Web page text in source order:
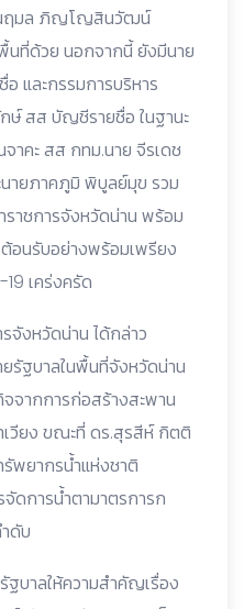
นฤมล ภิญโญสินวัฒน์
ที่ด้วย นอกจากนี้ ยังมีนาย
และกรรมการบริหาร
สส บัญชีรายชื่อ ในฐานะ
จาคะ สส กทม.นาย จีรเดช
นายภาคภูมิ พิบูลย์มุข รวม
าชการจังหวัดน่าน พร้อม
อนรับอย่างพร้อมเพรียง
เคร่งครัด
จังหวัดน่าน ได้กล่าว
รัฐบาลในพื้นที่จังหวัดน่าน
จากการก่อสร้างสะพาน
วียง ขณะที่ ดร.สุรสีห์ กิตติ
พยากรน้ำแห่งชาติ
ดการน้ำตามาตรการก
ดับ
ฐบาลให้ความสำคัญเรื่อง